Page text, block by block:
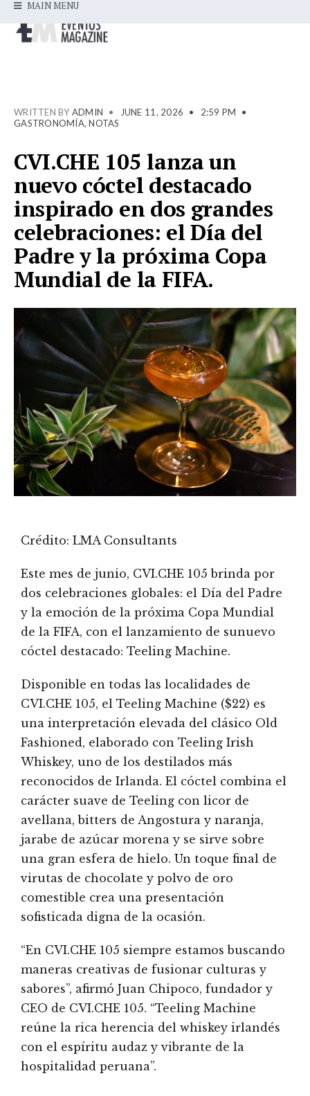
MAIN MENU
WRITTEN BY ADMIN • JUNE 11, 2026 • 2:59 PM
•
GASTRONOMÍA,NOTAS
CVI.CHE 105 lanza un
nuevo cóctel destacado
inspirado en dos grandes
celebraciones: el Día del
Padre y la próxima Copa
Mundial de la FIFA.
Crédito: LMA Consultants
Este mes de junio, CVI.CHE 105 brinda por
dos celebraciones globales: el Día del Padre
y la emoción de la próxima Copa Mundial
de la FIFA, con el lanzamiento de sunuevo
cóctel destacado: Teeling Machine.
Disponible en todas las localidades de
CVI.CHE 105, el Teeling Machine ($22) es
una interpretación elevada del clásico Old
Fashioned, elaborado con Teeling Irish
Whiskey, uno de los destilados más
reconocidos de Irlanda. El cóctel combina el
carácter suave de Teeling con licor de
avellana, bitters de Angostura y naranja,
jarabe de azúcar morena y se sirve sobre
una gran esfera de hielo. Un toque final de
virutas de chocolate y polvo de oro
comestible crea una presentación
sofisticada digna de la ocasión.
“En CVI.CHE 105 siempre estamos buscando
maneras creativas de fusionar culturas y
sabores”, afirmó Juan Chipoco, fundador y
CEO de CVI.CHE 105. “Teeling Machine
reúne la rica herencia del whiskey irlandés
con el espíritu audaz y vibrante de la
hospitalidad peruana”.